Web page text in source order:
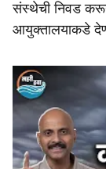
संस्थेची निवड करून
आयुक्तालयाकडे